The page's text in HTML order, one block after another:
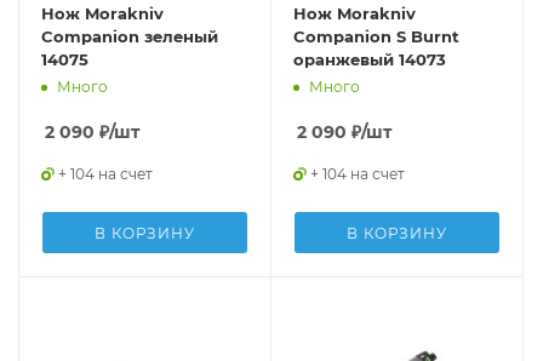
Нож Morakniv
Companion зеленый
14075
Много
2 090 ₽/шт
+ 104 на счет
В КОРЗИНУ
Нож Morakniv
Companion S Burnt
оранжевый 14073
Много
2 090 ₽/шт
+ 104 на счет
В КОРЗИНУ